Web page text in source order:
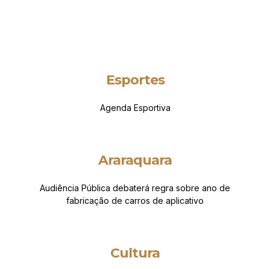
Esportes
Agenda Esportiva
Araraquara
Audiência Pública debaterá regra sobre ano de
fabricação de carros de aplicativo
Cultura